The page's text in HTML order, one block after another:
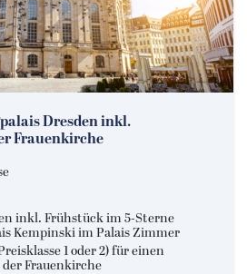
Dresden inkl.
Frauenkirche
inkl. Frühstück im 5-Sterne
Kempinski im Palais Zimmer
1 oder 2) für einen
Frauenkirche